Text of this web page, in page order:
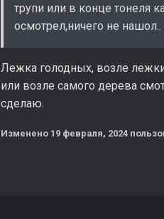
трупи или в конце тонеля
осмотрел,ничего не нашол..
Лежка голодных, возле
или возле самого дерева
сделаю.
Изменено 19 февраля, 2024